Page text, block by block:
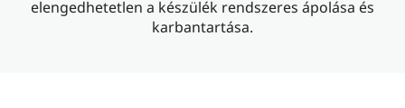
elengedhetetlen a készülék rendszeres ápolása és
karbantartása.